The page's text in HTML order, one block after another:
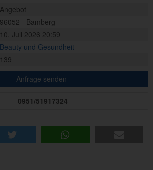
Angebot
96052 - Bamberg
10. Juli 2026 20:59
Beauty und Gesundheit
139
Anfrage senden
0951/51917324